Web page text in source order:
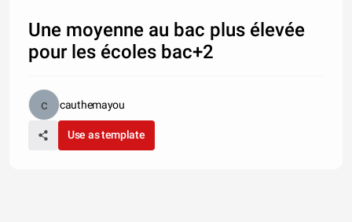
Une moyenne au bac plus élevée
pour les écoles bac+2
cauthemayou
Use as template